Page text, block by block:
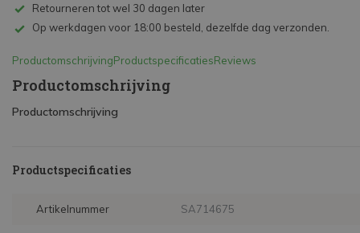
Retourneren tot wel 30 dagen later
Op werkdagen voor 18:00 besteld, dezelfde dag verzonden.
ProductomschrijvingProductspecificatiesReviews
Productomschrijving
Productomschrijving
Productspecificaties
Artikelnummer SA714675